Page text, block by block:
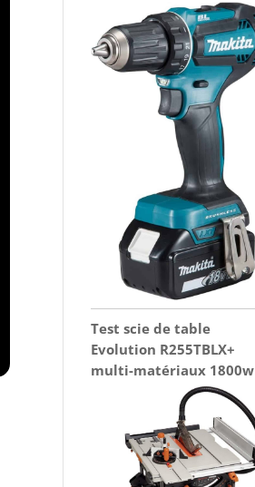
Test scie de table
Evolution R255TBLX+
multi-matériaux 1800w